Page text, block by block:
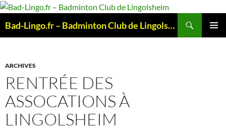
Aller
contenu
Bad-Lingo.fr – Badminton Club de Lingolsheim
ARCHIVES
RENTRÉE DES
ASSOCATIONS À
LINGOLSHEIM